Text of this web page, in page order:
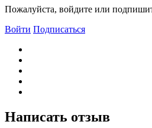
Пожалуйста, войдите или
Войти Подписаться
Написать отзыв